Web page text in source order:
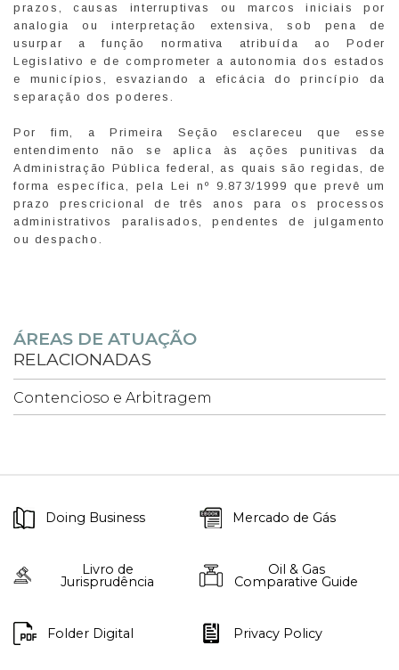
prazos, causas interruptivas ou marcos iniciais por
analogia ou interpretação extensiva, sob pena de
usurpar a função normativa atribuída ao Poder
Legislativo e de comprometer a autonomia dos estados
e municípios, esvaziando a eficácia do princípio da
separação dos poderes.
Por fim, a Primeira Seção esclareceu que esse
entendimento não se aplica às ações punitivas da
Administração Pública federal, as quais são regidas, de
forma específica, pela Lei nº 9.873/1999 que prevê um
prazo prescricional de três anos para os processos
administrativos paralisados, pendentes de julgamento
ou despacho.
ÁREAS DE ATUAÇÃO
RELACIONADAS
Contencioso e Arbitragem
Doing Business Mercado de Gás
Livro de
Jurisprudência
Oil & Gas
Comparative Guide
Folder Digital Privacy Policy